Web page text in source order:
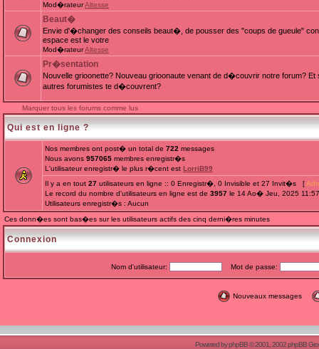
Mod�rateurAltesse
Beaut�
Envie d'�changer des conseils beaut�, de pousser des "coups de gueule"
espace est le votre
Mod�rateurAltesse
Pr�sentation
Nouvelle grioonette? Nouveau grioonaute venant de d�couvrir notre forum?
autres forumistes te d�couvrent?
Marquer tous les forums comme lus
Qui est en ligne ?
Nos membres ont post� un total de 722 messages
Nous avons 957065 membres enregistr�s
L'utilisateur enregistr� le plus r�cent est LorriB99
Il y a en tout 27 utilisateurs en ligne :: 0 Enregistr�, 0 Invisible et 27 Invit�s [
Le record du nombre d'utilisateurs en ligne est de 3957 le 14 Ao� Jeu, 2025
Utilisateurs enregistr�s : Aucun
Ces donn�es sont bas�es sur les utilisateurs actifs des cinq derni�res minutes
Connexion
Nom d'utilisateur: Mot de passe:
Nouveaux messages
Powered byphpBB© 2001, 2002 phpBB